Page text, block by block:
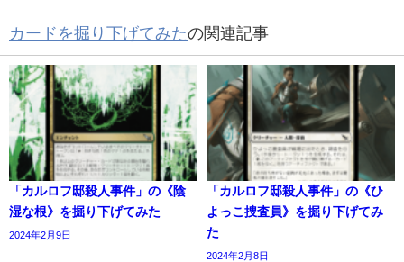
カードを掘り下げてみたの関連記事
「カルロフ邸殺人事件」の《陰
湿な根》を掘り下げてみた
2024年2月9日
「カルロフ邸殺人事件」の《ひ
よっこ捜査員》を掘り下げてみ
た
2024年2月8日